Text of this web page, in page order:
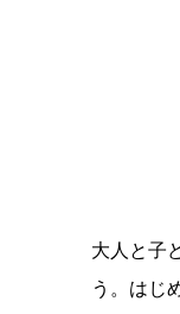
大人と子
う。はじ